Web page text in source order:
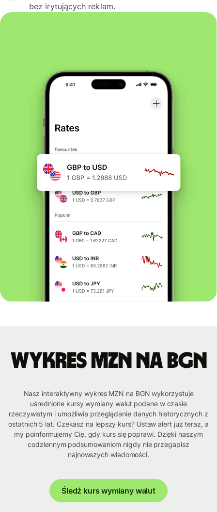
bez irytujących reklam.
Wykres MZN na BGN
Nasz interaktywny wykres MZN na BGN wykorzystuje
uśrednione kursy wymiany walut podane w czasie
rzeczywistym i umożliwia przeglądanie danych historycznych z
ostatnich 5 lat. Czekasz na lepszy kurs? Ustaw alert już teraz, a
my poinformujemy Cię, gdy kurs się poprawi. Dzięki naszym
codziennym podsumowaniom nigdy nie przegapisz
najnowszych wiadomości.
Śledź kurs wymiany walut